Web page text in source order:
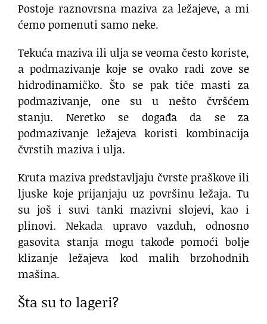
Postoje raznovrsna maziva za ležajeve, a mi
ćemo pomenuti samo neke.
Tekuća maziva ili ulja se veoma često koriste,
a podmazivanje koje se ovako radi zove se
hidrodinamičko. Što se pak tiče masti za
podmazivanje, one su u nešto čvršćem
stanju. Neretko se događa da se za
podmazivanje ležajeva koristi kombinacija
čvrstih maziva i ulja.
Kruta maziva predstavljaju čvrste praškove ili
ljuske koje prijanjaju uz površinu ležaja. Tu
su još i suvi tanki mazivni slojevi, kao i
plinovi. Nekada upravo vazduh, odnosno
gasovita stanja mogu takođe pomoći bolje
klizanje ležajeva kod malih brzohodnih
mašina.
Šta su to lageri?